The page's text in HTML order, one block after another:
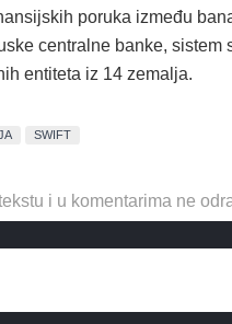
poruka između
centralne banke, sistem
entiteta iz 14 zemalja.
SWIFT
i u komentarima ne